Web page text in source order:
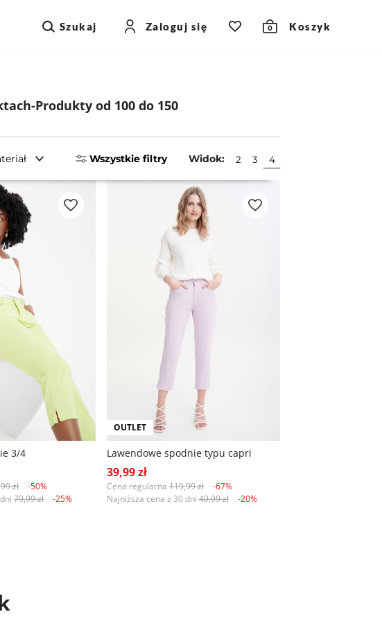
Szukaj Zaloguj się 0 Koszyk
Produkty od 100 do 150
Wszystkie filtry Widok: 2 3 4
3/4
zł
-50%
79,99 zł -25%
OUTLET
Lawendowe spodnie typu capri
39,99 zł
Cena regularna119,99 zł
-67%
Najniższa cena z 30 dni49,99 zł -20%